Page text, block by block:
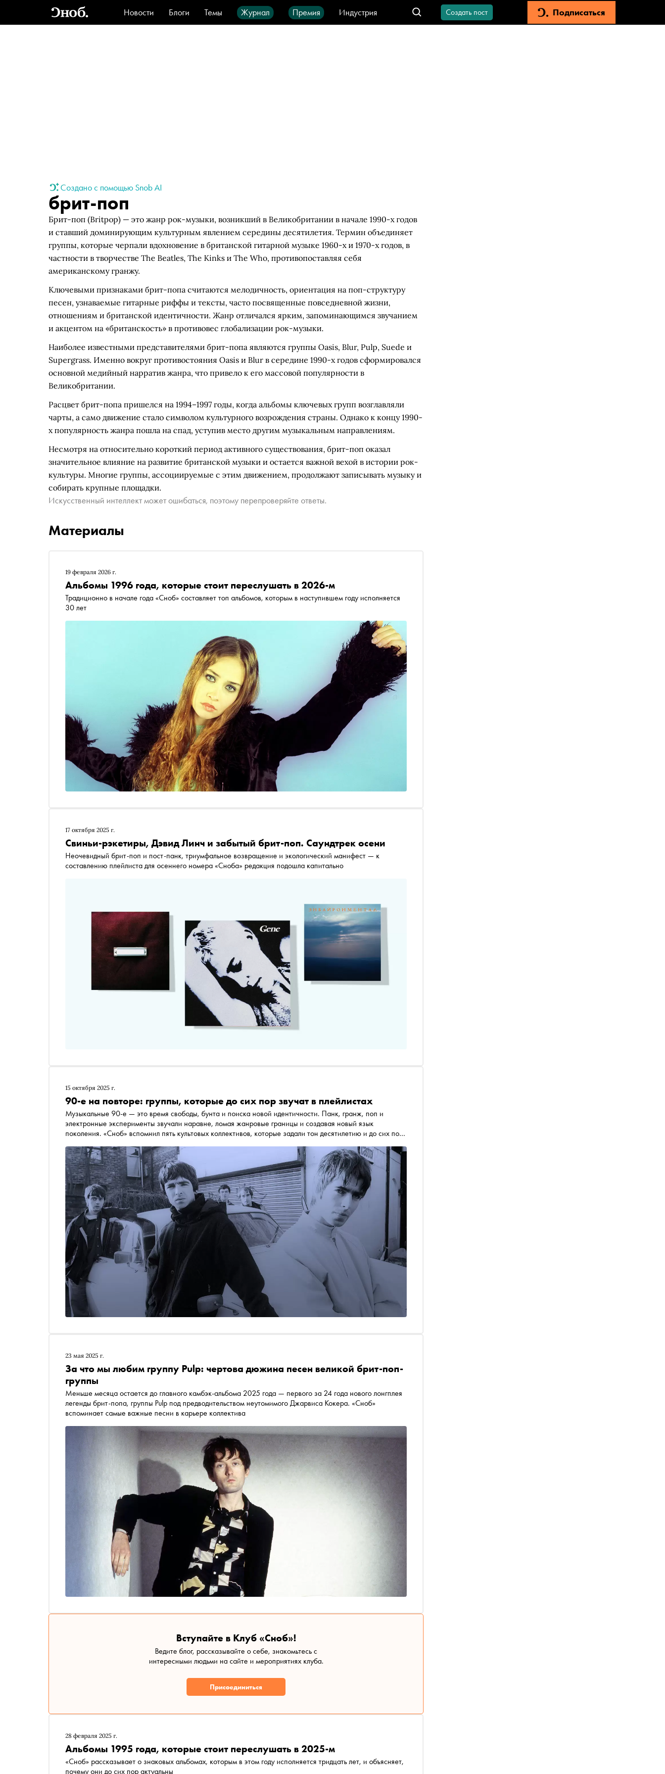
Новости Блоги Темы Журнал Премия
Индустрия
Стиль
Видео Город IT-продукты
Создать пост Подписаться
Создано с помощью Snob AI
брит-поп
Брит-поп (Britpop) — это жанр рок-музыки, возникший в Великобритании в начале 1990-х годов
и ставший доминирующим культурным явлением середины десятилетия. Термин объединяет
группы, которые черпали вдохновение в британской гитарной музыке 1960-х и 1970-х годов, в
частности в творчестве The Beatles, The Kinks и The Who, противопоставляя себя
американскому гранжу.
Ключевыми признаками брит-попа считаются мелодичность, ориентация на поп-структуру
песен, узнаваемые гитарные риффы и тексты, часто посвященные повседневной жизни,
отношениям и британской идентичности. Жанр отличался ярким, запоминающимся звучанием
и акцентом на «британскость» в противовес глобализации рок-музыки.
Наиболее известными представителями брит-попа являются группы Oasis, Blur, Pulp, Suede и
Supergrass. Именно вокруг противостояния Oasis и Blur в середине 1990-х годов сформировался
основной медийный нарратив жанра, что привело к его массовой популярности в
Великобритании.
Расцвет брит-попа пришелся на 1994–1997 годы, когда альбомы ключевых групп возглавляли
чарты, а само движение стало символом культурного возрождения страны. Однако к концу 1990-
х популярность жанра пошла на спад, уступив место другим музыкальным направлениям.
Несмотря на относительно короткий период активного существования, брит-поп оказал
значительное влияние на развитие британской музыки и остается важной вехой в истории рок-
культуры. Многие группы, ассоциируемые с этим движением, продолжают записывать музыку и
собирать крупные площадки.
Искусственный интеллект может ошибаться, поэтому перепроверяйте ответы.
Материалы
19 февраля 2026 г.
Альбомы 1996 года, которые стоит переслушать в 2026-м
Традиционно в начале года «Сноб» составляет топ альбомов, которым в наступившем году исполняется
30 лет
17 октября 2025 г.
Свиньи-рэкетиры, Дэвид Линч и забытый брит-поп. Саундтрек осени
Неочевидный брит-поп и пост-панк, триумфальное возвращение и экологический манифест — к
составлению плейлиста для осеннего номера «Сноба» редакция подошла капитально
15 октября 2025 г.
90-е на повторе: группы, которые до сих пор звучат в плейлистах
Музыкальные 90-е — это время свободы, бунта и поиска новой идентичности. Панк, гранж, поп и
электронные эксперименты звучали наравне, ломая жанровые границы и создавая новый язык
поколения. «Сноб» вспомнил пять культовых коллективов, которые задали тон десятилетию и до сих пор
23 мая 2025 г.
За что мы любим группу Pulp: чертова дюжина песен великой брит-поп-
группы
Меньше месяца остается до главного камбэк-альбома 2025 года — первого за 24 года нового лонгплея
легенды брит-попа, группы Pulp под предводительством неутомимого Джарвиса Кокера. «Сноб»
вспоминает самые важные песни в карьере коллектива
Вступайте в Клуб «Сноб»!
Ведите блог, рассказывайте о себе, знакомьтесь с
интересными людьми на сайте и мероприятиях клуба.
Присоединиться
28 февраля 2025 г.
Альбомы 1995 года, которые стоит переслушать в 2025-м
«Сноб» рассказывает о знаковых альбомах, которым в этом году исполняется тридцать лет, и объясняет,
почему они до сих пор актуальны